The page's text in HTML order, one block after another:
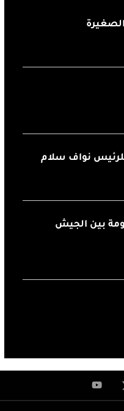
نواف سلام
بين الجيش